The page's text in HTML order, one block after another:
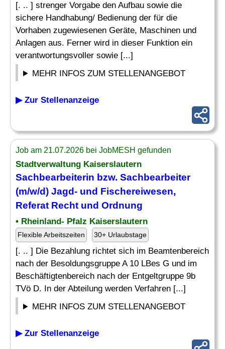
[. .. ] strenger Vorgabe den Aufbau sowie die
sichere Handhabung/ Bedienung der für die
Vorhaben zugewiesenen Geräte, Maschinen und
Anlagen aus. Ferner wird in dieser Funktion ein
verantwortungsvoller sowie [...]
MEHR INFOS ZUM STELLENANGEBOT
▶ Zur Stellenanzeige
Job am 21.07.2026 bei JobMESH gefunden
Stadtverwaltung Kaiserslautern
Sachbearbeiterin bzw. Sachbearbeiter
(m/w/d) Jagd- und Fischereiwesen,
Referat Recht und Ordnung
• Rheinland- Pfalz Kaiserslautern
Flexible Arbeitszeiten 30+ Urlaubstage
[. .. ] Die Bezahlung richtet sich im Beamtenbereich
nach der Besoldungsgruppe A 10 LBes G und im
Beschäftigtenbereich nach der Entgeltgruppe 9b
TVö D. In der Abteilung werden Verfahren [...]
MEHR INFOS ZUM STELLENANGEBOT
▶ Zur Stellenanzeige